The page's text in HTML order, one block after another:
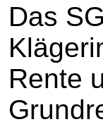
Das
Rente